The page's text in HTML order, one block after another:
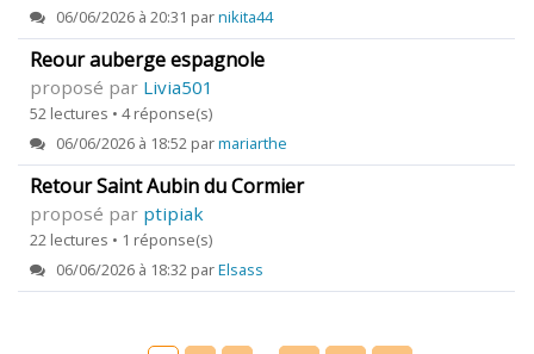
06/06/2026 à 20:31 parnikita44
Reour auberge espagnole
proposé par Livia501
52 lectures • 4 réponse(s)
06/06/2026 à 18:52 parmariarthe
Retour Saint Aubin du Cormier
proposé par ptipiak
22 lectures • 1 réponse(s)
06/06/2026 à 18:32 parElsass